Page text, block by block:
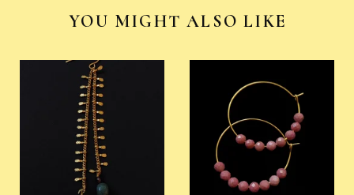
YOU MIGHT ALSO LIKE